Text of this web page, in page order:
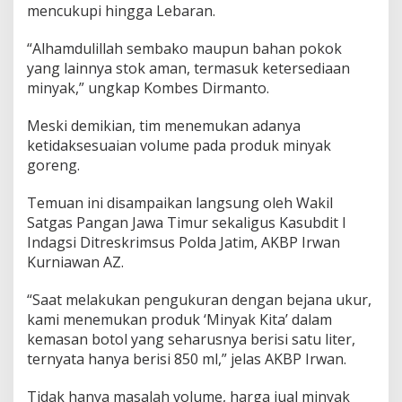
T
m
k
a
K
e
a
n
g
o
l
u
m
e
mencukupi hingga Lebaran.
“Alhamdulillah sembako maupun bahan pokok
yang lainnya stok aman, termasuk ketersediaan
minyak,” ungkap Kombes Dirmanto.
Meski demikian, tim menemukan adanya
ketidaksesuaian volume pada produk minyak
goreng.
Temuan ini disampaikan langsung oleh Wakil
Satgas Pangan Jawa Timur sekaligus Kasubdit I
Indagsi Ditreskrimsus Polda Jatim, AKBP Irwan
Kurniawan AZ.
“Saat melakukan pengukuran dengan bejana ukur,
kami menemukan produk ‘Minyak Kita’ dalam
kemasan botol yang seharusnya berisi satu liter,
ternyata hanya berisi 850 ml,” jelas AKBP Irwan.
Tidak hanya masalah volume, harga jual minyak